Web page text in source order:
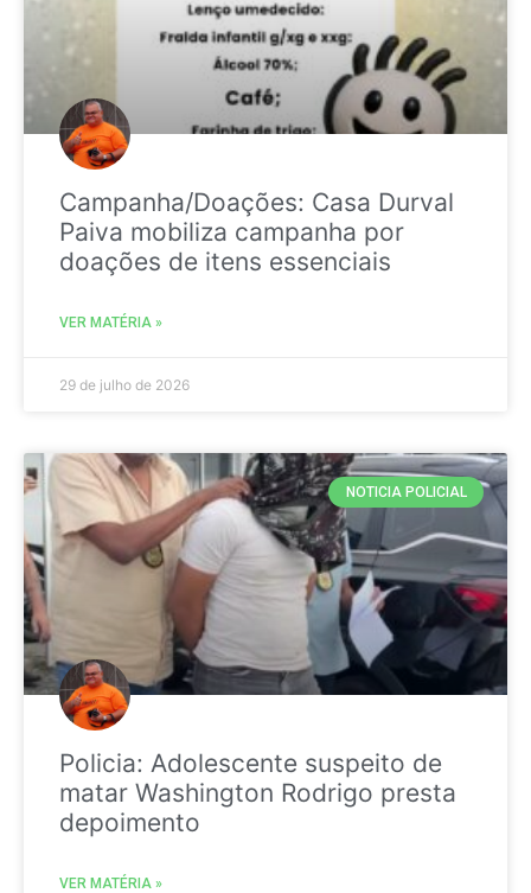
Campanha/Doações: Casa Durval
Paiva mobiliza campanha por
doações de itens essenciais
VER MATÉRIA »
29 de julho de 2026
NOTICIA POLICIAL
Policia: Adolescente suspeito de
matar Washington Rodrigo presta
depoimento
VER MATÉRIA »